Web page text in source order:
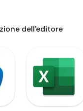
dell'editore